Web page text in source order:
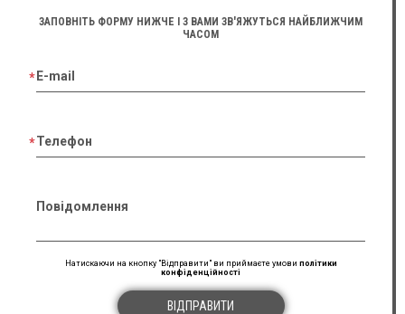
ЗАПОВНІТЬ ФОРМУ НИЖЧЕ І З ВАМИ ЗВ'ЯЖУТЬСЯ НАЙБЛИЖЧИМ
ЧАСОМ
E-mail
Телефон
Повідомлення
Натискаючи на кнопку "Відправити" ви приймаєте умови політики
конфіденційності
ВІДПРАВИТИ